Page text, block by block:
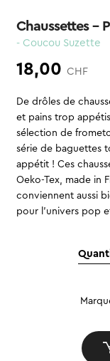
Chaussettes –
- Coucou Suzette
18,00 CHF
De drôles de
et pains trop
sélection de
série de baguettes
appétit ! Ces
Oeko-Tex, made in
conviennent aussi
pour l’univers pop